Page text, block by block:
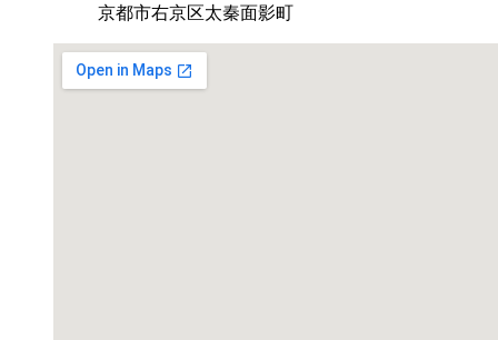
京都市右京区太秦面影町